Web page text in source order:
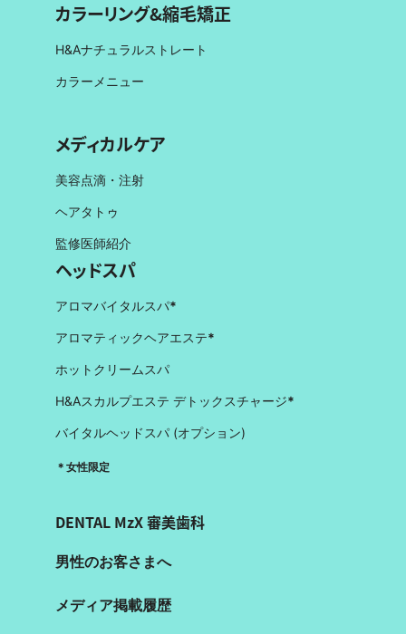
カラーリング&縮毛矯正
H&Aナチュラルストレート
カラーメニュー
メディカルケア
美容点滴・注射
ヘアタトゥ
監修医師紹介
ヘッドスパ
アロマバイタルスパ*
アロマティックヘアエステ*
ホットクリームスパ
H&Aスカルプエステ デトックスチャージ*
バイタルヘッドスパ (オプション)
＊女性限定
DENTAL MzX 審美歯科
男性のお客さまへ
メディア掲載履歴